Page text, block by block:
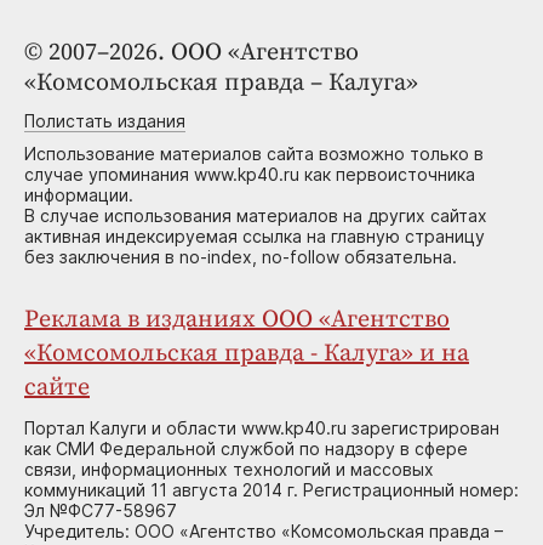
© 2007–2026. ООО «Агентство
«Комсомольская правда – Калуга»
Полистать издания
Использование материалов сайта возможно только в
случае упоминания www.kp40.ru как первоисточника
информации.
В случае использования материалов на других сайтах
активная индексируемая ссылка на главную страницу
без заключения в no-index, no-follow обязательна.
Реклама в изданиях ООО «Агентство
«Комсомольская правда - Калуга» и на
сайте
Портал Калуги и области www.kp40.ru зарегистрирован
как СМИ Федеральной службой по надзору в сфере
связи, информационных технологий и массовых
коммуникаций 11 августа 2014 г. Регистрационный номер:
Эл №ФС77-58967
Учредитель: ООО «Агентство «Комсомольская правда –